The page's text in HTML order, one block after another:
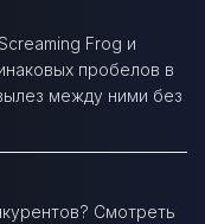
Frog и
пробелов в
между ними без
Смотреть